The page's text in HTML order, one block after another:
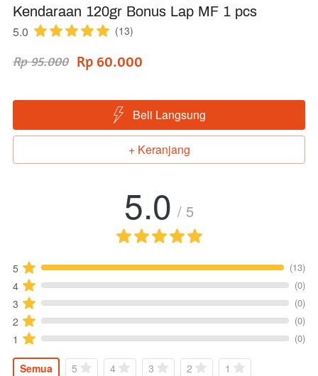
Kendaraan 120gr Bonus Lap MF 1 pcs
5.0 (13)
Rp 95.000 Rp 60.000
` Beli Langsung
`+ Keranjang
5.0 / 5
5 (13)
4 (0)
3 (0)
2 (0)
1 (0)
Semua 5 4 3 2 1